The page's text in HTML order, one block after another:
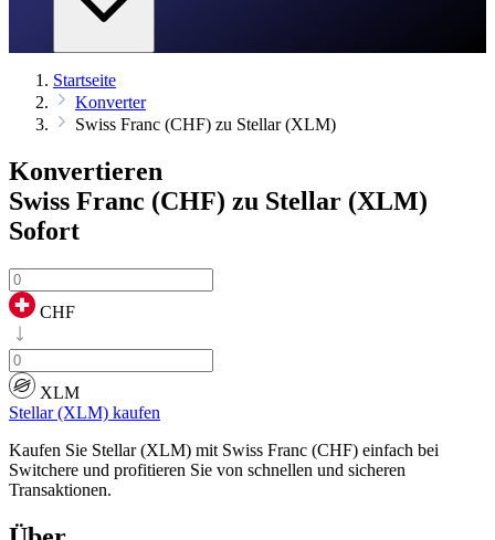
Startseite
Konverter
Swiss Franc (CHF) zu Stellar (XLM)
Konvertieren
Swiss Franc (CHF) zu Stellar (XLM)
Sofort
CHF
XLM
Stellar (XLM) kaufen
Kaufen Sie Stellar (XLM) mit Swiss Franc (CHF) einfach bei
Switchere und profitieren Sie von schnellen und sicheren
Transaktionen.